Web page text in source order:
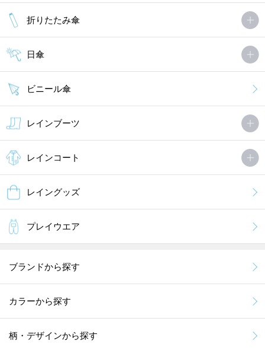
折りたたみ傘
日傘
ビニール傘
レインブーツ
レインコート
レイングッズ
プレイウエア
ブランドから探す
カラーから探す
柄・デザインから探す